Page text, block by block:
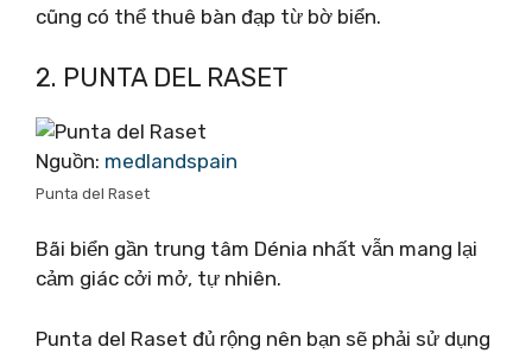
cũng có thể thuê bàn ​​đạp từ bờ biển.
2. PUNTA DEL RASET
Nguồn: medlandspain
Punta del Raset
Bãi biển gần trung tâm Dénia nhất vẫn mang lại
cảm giác cởi mở, tự nhiên.
Punta del Raset đủ rộng nên bạn sẽ phải sử dụng